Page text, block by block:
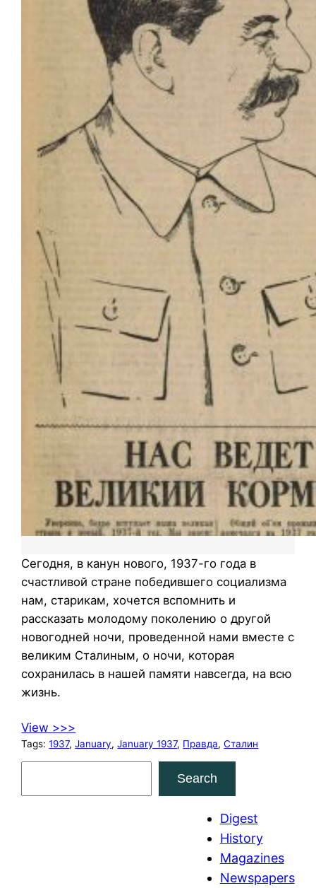
Сегодня, в канун нового, 1937-го года в
счастливой стране победившего социализма
нам, старикам, хочется вспомнить и
рассказать молодому поколению о другой
новогодней ночи, проведенной нами вместе с
великим Сталиным, о ночи, которая
сохранилась в нашей памяти навсегда, на всю
жизнь.
View >>>
Tags:1937, January, January 1937, Правда, Сталин
Search
Digest
History
Magazines
Newspapers